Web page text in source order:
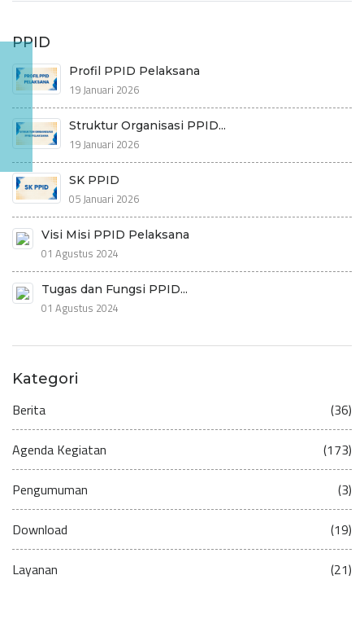
PPID
Profil PPID Pelaksana
19 Januari 2026
Struktur Organisasi PPID...
19 Januari 2026
SK PPID
05 Januari 2026
Visi Misi PPID Pelaksana
01 Agustus 2024
Tugas dan Fungsi PPID...
01 Agustus 2024
Kategori
Berita (36)
Agenda Kegiatan (173)
Pengumuman (3)
Download (19)
Layanan (21)